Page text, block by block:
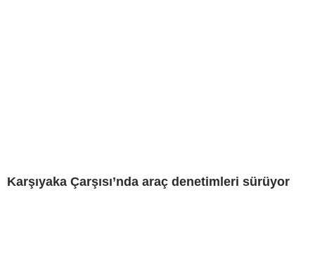
Karşıyaka Çarşısı’nda araç denetimleri sürüyor